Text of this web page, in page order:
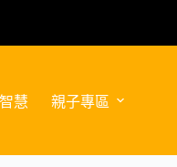
慧 親子專區